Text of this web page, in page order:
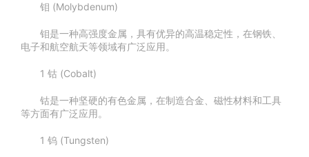
钼 (Molybdenum)
钼是一种高强度金属，具有优异的高温稳定性，在钢铁、
电子和航空航天等领域有广泛应用。
1 钴 (Cobalt)
钴是一种坚硬的有色金属，在制造合金、磁性材料和工具
等方面有广泛应用。
1 钨 (Tungsten)